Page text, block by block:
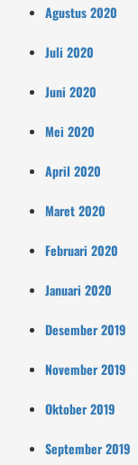
Agustus 2020
Juli 2020
Juni 2020
Mei 2020
April 2020
Maret 2020
Februari 2020
Januari 2020
Desember 2019
November 2019
Oktober 2019
September 2019